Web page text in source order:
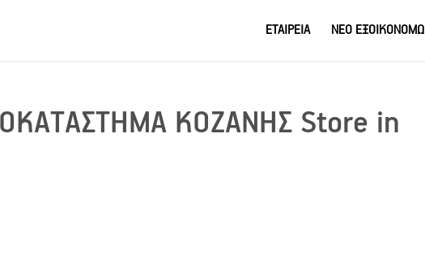
ΕΤΑΙΡΕΙΑ ΝΕΟ ΕΞΟΙΚΟΝΟΜΩ
ΚΟΖΑΝΗΣ Store in